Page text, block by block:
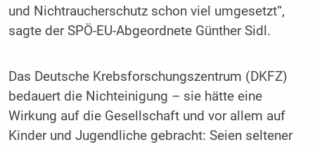
und Nichtraucherschutz schon viel umgesetzt“,
sagte der SPÖ-EU-Abgeordnete Günther Sidl.
Das Deutsche Krebsforschungszentrum (DKFZ)
bedauert die Nichteinigung – sie hätte eine
Wirkung auf die Gesellschaft und vor allem auf
Kinder und Jugendliche gebracht: Seien seltener